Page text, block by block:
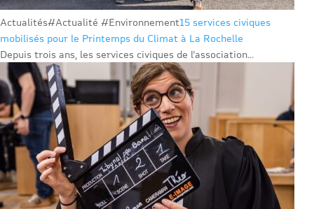
Actualités#Actualité #Environnement15 services civiques
mobilisés pour le Printemps du Climat à La Rochelle
Depuis trois ans, les services civiques de l’association...